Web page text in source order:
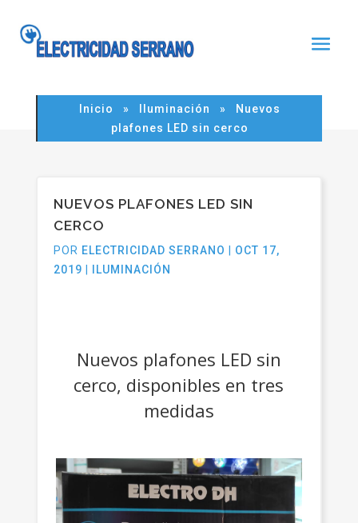
Noticia
Inicio » Iluminación »
Nuevos
plafones LED sin cerco
NUEVOS PLAFONES LED SIN
CERCO
POR ELECTRICIDAD SERRANO
OCT 17,
2019
ILUMINACIÓN
Nuevos plafones LED sin
cerco, disponibles en tres
medidas